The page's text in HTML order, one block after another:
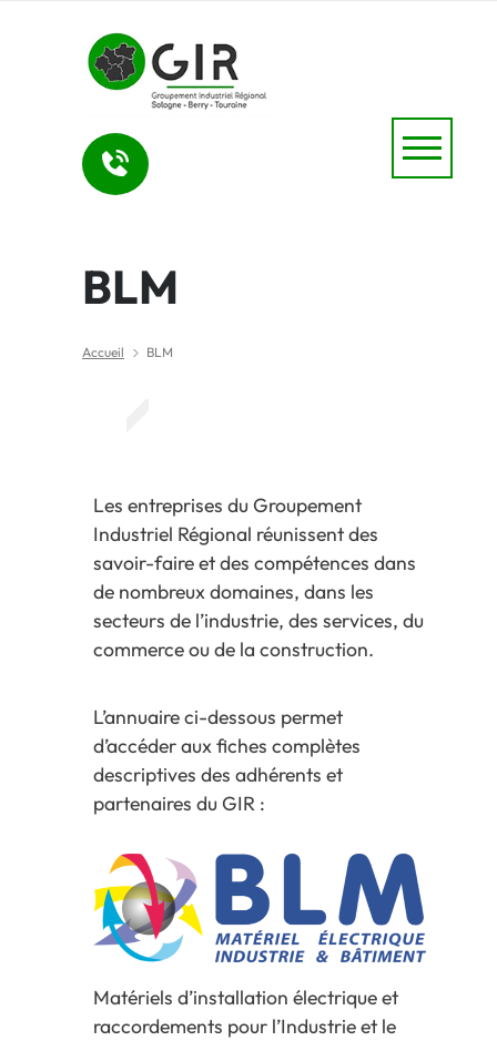
BLM
Accueil BLM
Les entreprises du Groupement
Industriel Régional réunissent des
savoir-faire et des compétences dans
de nombreux domaines, dans les
secteurs de l’industrie, des services, du
commerce ou de la construction.
L’annuaire ci-dessous permet
d’accéder aux fiches complètes
descriptives des adhérents et
partenaires du GIR :
Matériels d’installation électrique et
raccordements pour l’Industrie et le